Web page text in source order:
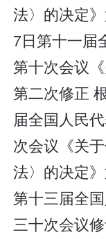
法〉的决定
7日第十一届
第十次会议
第二次修正
届全国人民
次会议《关
法〉的决定
第十三届全
三十次会议修